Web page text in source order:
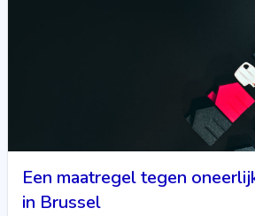
Een maatregel tegen
in Brussel